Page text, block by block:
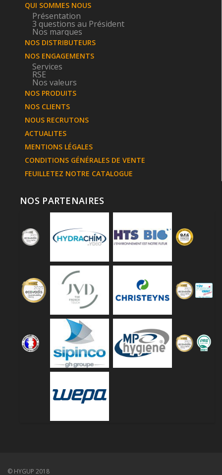
QUI SOMMES NOUS
Présentation
3 questions au Président
Nos marques
NOS DISTRIBUTEURS
NOS ENGAGEMENTS
Services
RSE
Nos valeurs
NOS PRODUITS
NOS CLIENTS
NOUS RECRUTONS
ACTUALITES
MENTIONS LÉGALES
CONDITIONS GÉNÉRALES DE VENTE
FEUILLETEZ NOTRE CATALOGUE
NOS PARTENAIRES
© HYGUP 2018